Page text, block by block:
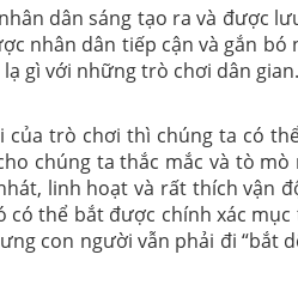
dân sáng tạo ra và được
nhân dân tiếp cận và gắn
gì với những trò chơi dân
trò chơi thì chúng ta có
chúng ta thắc mắc và tò
linh hoạt và rất thích
thể bắt được chính xác
con người vẫn phải đi “bắt